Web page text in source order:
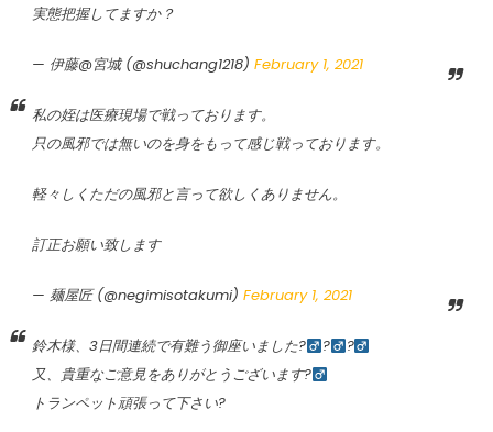
実態把握してますか？
— 伊藤@宮城 (@shuchang1218) February 1, 2021
私の姪は医療現場で戦っております。
只の風邪では無いのを身をもって感じ戦っております。
軽々しくただの風邪と言って欲しくありません。
訂正お願い致します
— 麺屋匠 (@negimisotakumi) February 1, 2021
鈴木様、3日間連続で有難う御座いました?‍ ?‍
?‍
又、貴重なご意見をありがとうございます?‍
トランペット頑張って下さい?